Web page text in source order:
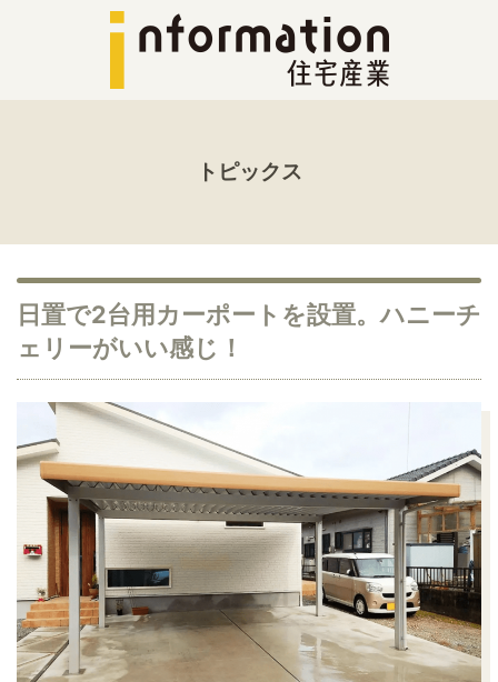
トピックス
日置で2台用カーポートを設置。ハニーチ
ェリーがいい感じ！